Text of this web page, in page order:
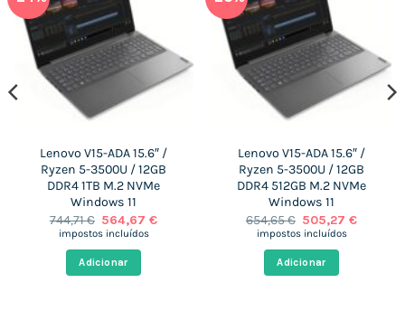
Lenovo V15-ADA 15.6″ /
Ryzen 5-3500U / 12GB
DDR4 1TB M.2 NVMe
Windows 11
744,71€ O
preço
era:
744,71 €.
564,67€O
impostos incluídos
Adicionar
Lenovo V15-ADA 15.6″ /
Ryzen 5-3500U / 12GB
DDR4 512GB M.2 NVMe
Windows 11
654,65€ O
preço
era:
654,65 €.
505,27€O
impostos incluídos
Adicionar